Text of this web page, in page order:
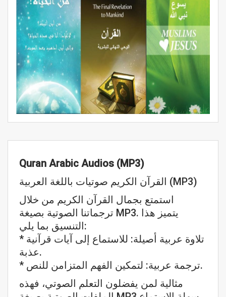
Quran Arabic Audios (MP3)
القرآن الكريم صوتيات باللغة العربية (MP3)
استمتع بجمال القرآن الكريم من خلال
ترجماتنا الصوتية بصيغة MP3. يتميز هذا
التنسيق بما يلي:
* تلاوة عربية أصيلة: للاستماع إلى آيات قرآنية
عذبة.
* ترجمة عربية: لتمكين الفهم المتزامن للنص.
مثالية لمن يفضلون التعلم الصوتي، فهذه